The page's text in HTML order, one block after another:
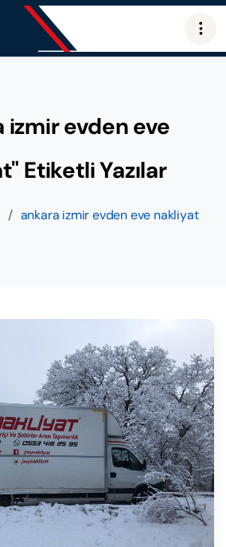
izmir evden eve
Etiketli Yazılar
/ ankara izmir evden eve nakliyat